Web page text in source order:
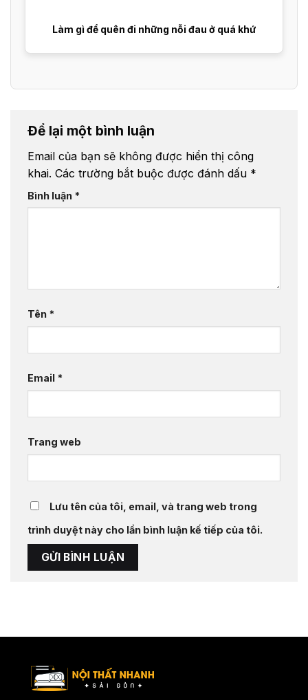
Làm gì để quên đi những nỗi đau ở quá khứ
Để lại một bình luận
Email của bạn sẽ không được hiển thị công
khai. Các trường bắt buộc được đánh dấu *
Bình luận *
Tên *
Email *
Trang web
Lưu tên của tôi, email, và trang web trong
trình duyệt này cho lần bình luận kế tiếp của tôi.